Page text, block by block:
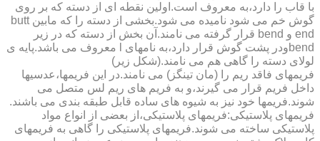
با قاب را دارد،به معروف است.اولین نقطه ای از دسته که بر روی
گوش خم می شود نامیده می شود.بخشی از دسته را که مابین butt
end و bend قرار گرفته می نامند.آن بخش از دسته که در زیر
bendودر پشت گوش قرار دارد،به نامهای l معروف می باشد.پایه ی
لولای دسته را گاهی هم می نامند.(شکل زیر)
فریمهای فاقد ریم را (مان تینگز) می نامند.در این فریمها،عدسیها
داخل فریم قرار می گیرند،و به فریم های ریم لس متصل می
شوند.فریمها خود نیز به شیوه های ساده قابل طبقه بندی می باشند.
فریمهای پلاستیکی:فریمهای پلاستیکی،از بعضی از انواع مواد
پلاستیکی ساخته می شوند.فریمهای پلاستیکی را گاهی به فریمهای